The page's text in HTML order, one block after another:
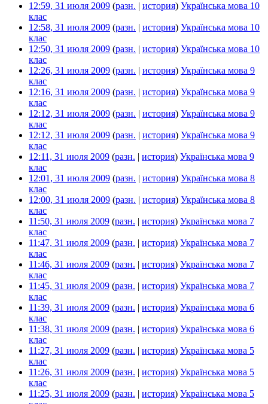
12:59, 31 июля 2009 (разн. | история) Українська мова 10
клас
12:58, 31 июля 2009 (разн. | история) Українська мова 10
клас
12:50, 31 июля 2009 (разн. | история) Українська мова 10
клас
12:26, 31 июля 2009 (разн. | история) Українська мова 9
клас
12:16, 31 июля 2009 (разн. | история) Українська мова 9
клас
12:12, 31 июля 2009 (разн. | история) Українська мова 9
клас
12:12, 31 июля 2009 (разн. | история) Українська мова 9
клас
12:11, 31 июля 2009 (разн. | история) Українська мова 9
клас
12:01, 31 июля 2009 (разн. | история) Українська мова 8
клас
12:00, 31 июля 2009 (разн. | история) Українська мова 8
клас
11:50, 31 июля 2009 (разн. | история) Українська мова 7
клас
11:47, 31 июля 2009 (разн. | история) Українська мова 7
клас
11:46, 31 июля 2009 (разн. | история) Українська мова 7
клас
11:45, 31 июля 2009 (разн. | история) Українська мова 7
клас
11:39, 31 июля 2009 (разн. | история) Українська мова 6
клас
11:38, 31 июля 2009 (разн. | история) Українська мова 6
клас
11:27, 31 июля 2009 (разн. | история) Українська мова 5
клас
11:26, 31 июля 2009 (разн. | история) Українська мова 5
клас
11:25, 31 июля 2009 (разн. | история) Українська мова 5